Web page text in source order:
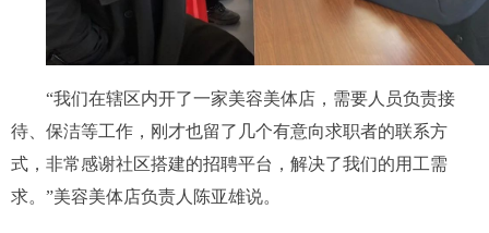
“我们在辖区内开了一家美容美体店，需要人员负责接
待、保洁等工作，刚才也留了几个有意向求职者的联系方
式，非常感谢社区搭建的招聘平台，解决了我们的用工需
求。”美容美体店负责人陈亚雄说。